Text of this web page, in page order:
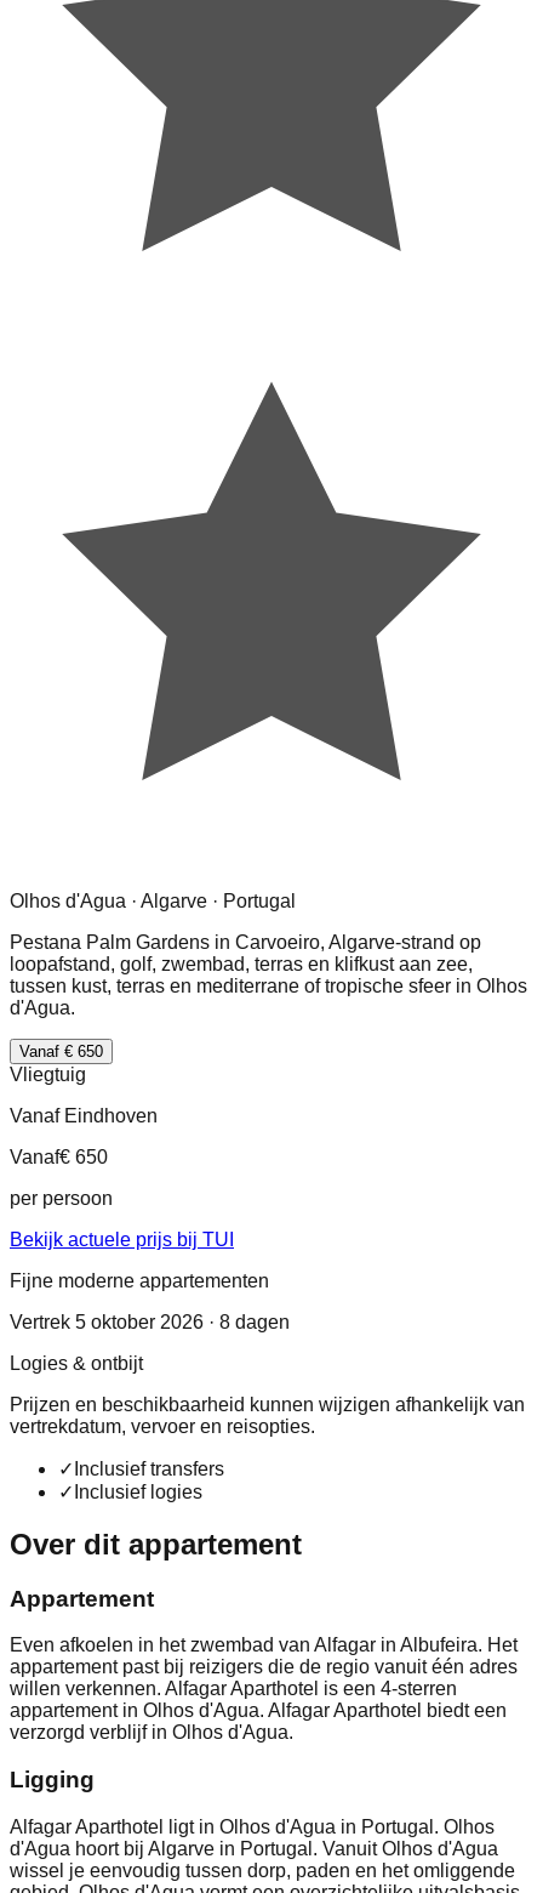
Olhos d'Agua · Algarve · Portugal
Pestana Palm Gardens in Carvoeiro, Algarve-strand op
loopafstand, golf, zwembad, terras en klifkust aan zee,
tussen kust, terras en mediterrane of tropische sfeer in Olhos
d'Agua.
Vanaf € 650
Vliegtuig
Vanaf Eindhoven
Vanaf€ 650
per persoon
Bekijk actuele prijs bij TUI
Fijne moderne appartementen
Vertrek 5 oktober 2026 · 8 dagen
Logies & ontbijt
Prijzen en beschikbaarheid kunnen wijzigen afhankelijk van
vertrekdatum, vervoer en reisopties.
✓ Inclusief transfers
✓ Inclusief logies
Over dit appartement
Appartement
Even afkoelen in het zwembad van Alfagar in Albufeira. Het
appartement past bij reizigers die de regio vanuit één adres
willen verkennen. Alfagar Aparthotel is een 4-sterren
appartement in Olhos d'Agua. Alfagar Aparthotel biedt een
verzorgd verblijf in Olhos d'Agua.
Ligging
Alfagar Aparthotel ligt in Olhos d'Agua in Portugal. Olhos
d'Agua hoort bij Algarve in Portugal. Vanuit Olhos d'Agua
wissel je eenvoudig tussen dorp, paden en het omliggende